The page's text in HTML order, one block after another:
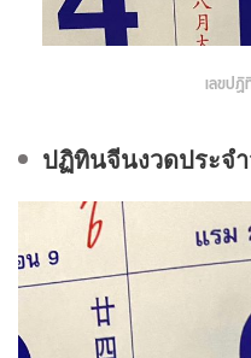
เลขป
ปฏิทินจีนงวดประจํ